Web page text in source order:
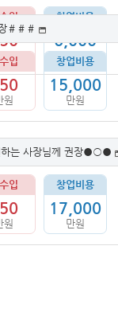
입
원
창업비용
6,000
만원
＃＃＃
입
원
창업비용
15,000
만원
하는 사장님께 권장●○●
입
원
창업비용
17,000
만원